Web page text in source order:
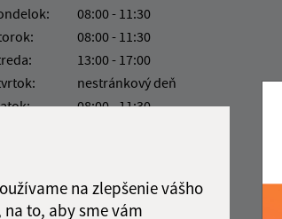
na zlepšenie vášho
to, aby sme vám
08:00 - 11:30
08:00 - 11:30
13:00 - 17:00
nestránkový deň
08:00 - 11:30